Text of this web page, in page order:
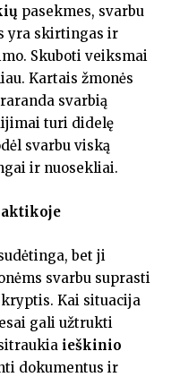
pasekmes, svarbu
yra skirtingas ir
Skuboti veiksmai
Kartais žmonės
svarbią
turi didelę
svarbu viską
ir nuosekliai.
bet ji
svarbu suprasti
Kai situacija
gali užtrukti
ieškinio
dokumentus ir